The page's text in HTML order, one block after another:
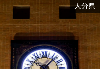
大分県